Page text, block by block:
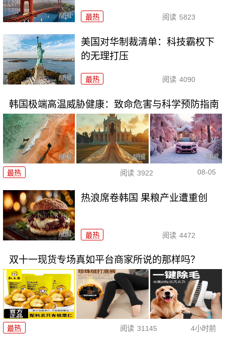
最热 阅读 5823
美国对华制裁清单：科技霸权下
的无理打压
最热 阅读 4090
韩国极端高温威胁健康：致命危害与科学预防指南
最热 阅读 3922 08-05
热浪席卷韩国 果粮产业遭重创
最热 阅读 4472
双十一现货专场真如平台商家所说的那样吗？
最热 阅读 31145 4小时前